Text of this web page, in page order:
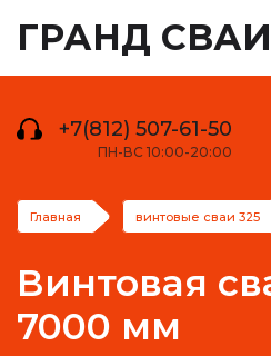
ГРАНД СВАИ
+7(812) 507-61-50
ПН-ВС 10:00-20:00
Главная винтовые сваи 325
Винтовая
7000 мм